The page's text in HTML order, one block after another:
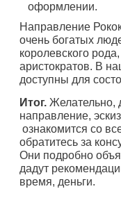
оформлении.
Направление
очень богатых
королевского
аристократов. В
доступны для
Итог.Желательно,
направление,
ознакомится со
обратитесь за
Они подробно
дадут
время, деньги.